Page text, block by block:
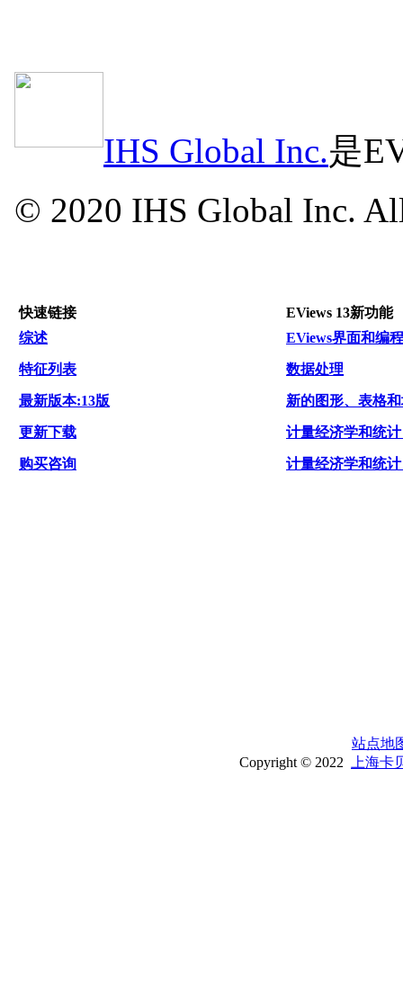
IHS Global Inc.是
© 2020 IHS Global Inc.
快速链接
综述
特征列表
最新版本:13版
更新下载
购买咨询
EViews 13新功能
EViews界面和编程
数据处理
新的图形、表格
计量经济学和统
计量经济学和统
站点地
Copyright © 2022
上海卡